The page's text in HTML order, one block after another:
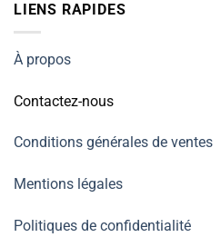
LIENS RAPIDES
À propos
Contactez-nous
Conditions générales de ventes
Mentions légales
Politiques de confidentialité